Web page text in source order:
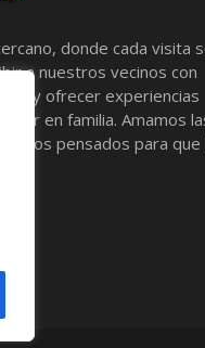
donde cada visita
a nuestros vecinos con
y ofrecer experiencias
en familia. Amamos
pensados para que